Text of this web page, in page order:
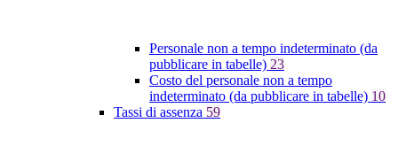
Personale non a tempo indeterminato (da
pubblicare in tabelle) 23
Costo del personale non a tempo
indeterminato (da pubblicare in tabelle) 10
Tassi di assenza 59